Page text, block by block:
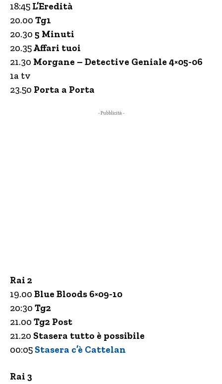
18:45 L’Eredità
20.00 Tg1
20.30 5 Minuti
20.35Affari tuoi
21.30 Morgane – Detective Geniale 4×05-06
1a tv
23.50 Porta a Porta
- Pubblicità -
Rai 2
19.00 Blue Bloods 6×09-10
20:30 Tg2
21.00 Tg2 Post
21.20 Stasera tutto è possibile
00:05 Stasera c’è Cattelan
Rai 3